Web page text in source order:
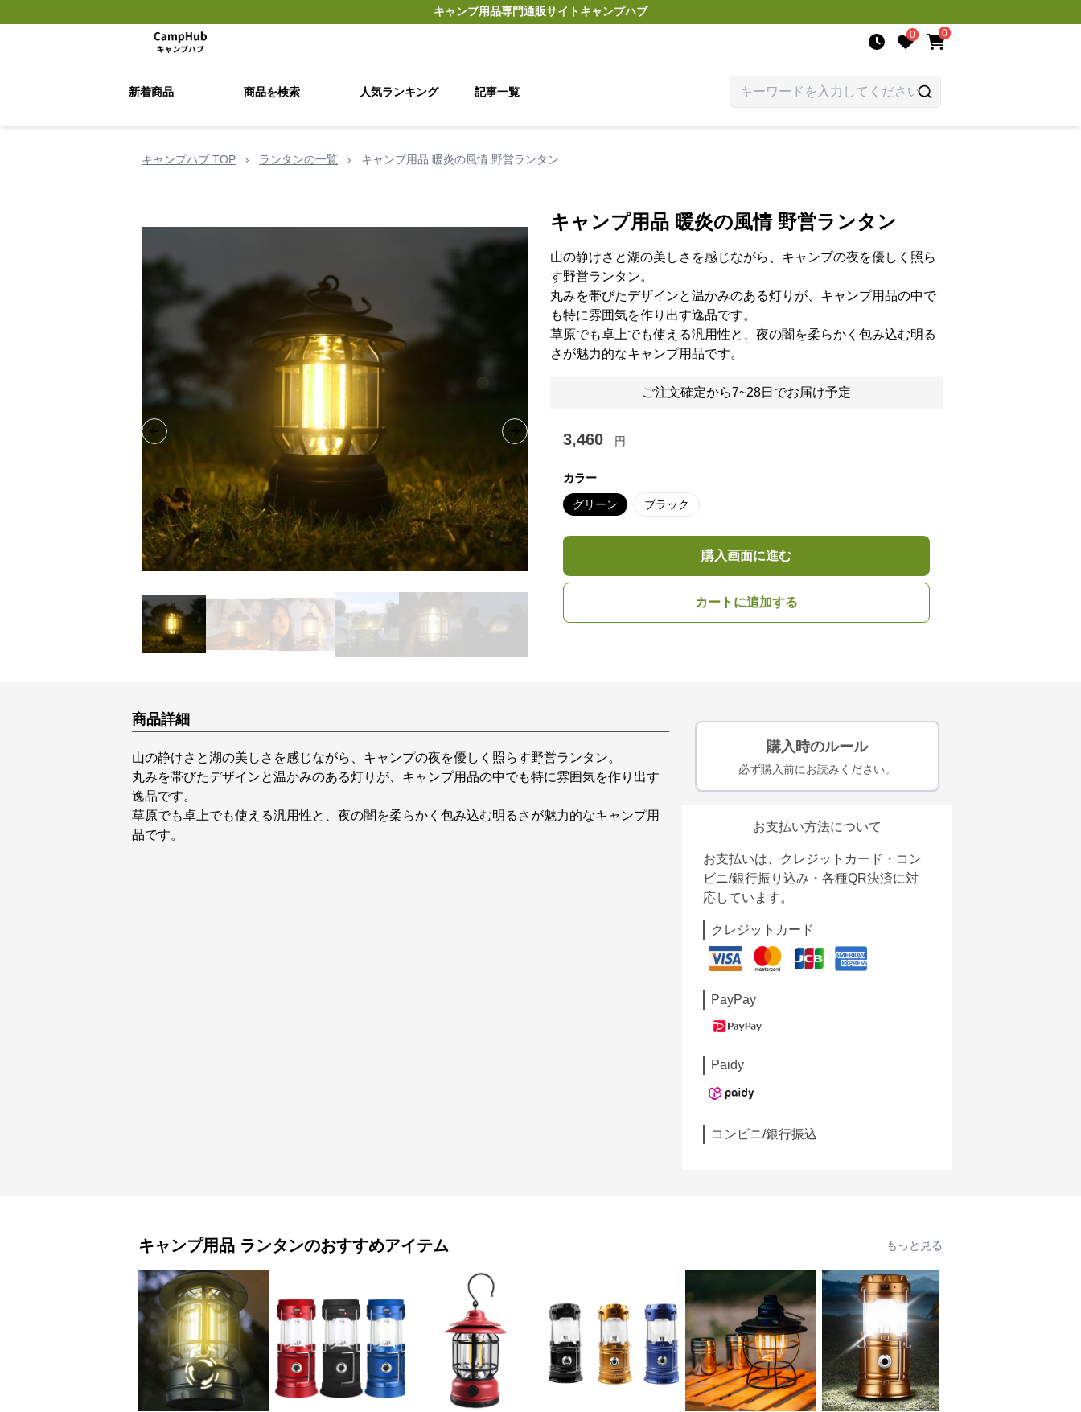
キャンプ用品専門通販サイトキャンプハブ
0 0
新着商品 商品を検索 人気ランキング 記事一覧
キャンプハブ TOP › ランタンの一覧 › キャンプ用品 暖炎の風情 野営ランタン
Previous slide Next slide
キャンプ用品 暖炎の風情 野営ランタン
山の静けさと湖の美しさを感じながら、キャンプの夜を優しく照ら
す野営ランタン。
丸みを帯びたデザインと温かみのある灯りが、キャンプ用品の中で
も特に雰囲気を作り出す逸品です。
草原でも卓上でも使える汎用性と、夜の闇を柔らかく包み込む明る
さが魅力的なキャンプ用品です。
ご注文確定から7~28日でお届け予定
3,460 円
カラー
グリーン ブラック
購入画面に進む
カートに追加する
商品詳細
山の静けさと湖の美しさを感じながら、キャンプの夜を優しく照らす野営ランタン。
丸みを帯びたデザインと温かみのある灯りが、キャンプ用品の中でも特に雰囲気を作り出す
逸品です。
草原でも卓上でも使える汎用性と、夜の闇を柔らかく包み込む明るさが魅力的なキャンプ用
品です。
購入時のルール
必ず購入前にお読みください。
お支払い方法について
お支払いは、クレジットカード・コン
ビニ/銀行振り込み・各種QR決済に対
応しています。
クレジットカード
PayPay
Paidy
コンビニ/銀行振込
キャンプ用品 ランタンのおすすめアイテム もっと見る